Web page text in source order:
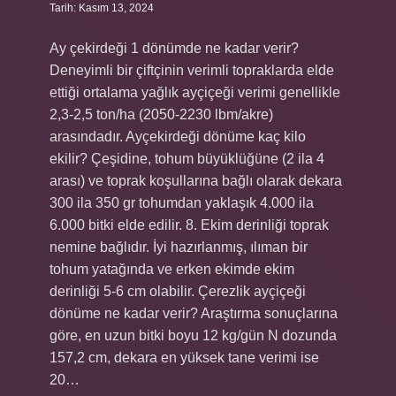
Tarih: Kasım 13, 2024
Ay çekirdeği 1 dönümde ne kadar verir?
Deneyimli bir çiftçinin verimli topraklarda elde
ettiği ortalama yağlık ayçiçeği verimi genellikle
2,3-2,5 ton/ha (2050-2230 lbm/akre)
arasındadır. Ayçekirdeği dönüme kaç kilo
ekilir? Çeşidine, tohum büyüklüğüne (2 ila 4
arası) ve toprak koşullarına bağlı olarak dekara
300 ila 350 gr tohumdan yaklaşık 4.000 ila
6.000 bitki elde edilir. 8. Ekim derinliği toprak
nemine bağlıdır. İyi hazırlanmış, ılıman bir
tohum yatağında ve erken ekimde ekim
derinliği 5-6 cm olabilir. Çerezlik ayçiçeği
dönüme ne kadar verir? Araştırma sonuçlarına
göre, en uzun bitki boyu 12 kg/gün N dozunda
157,2 cm, dekara en yüksek tane verimi ise
20…